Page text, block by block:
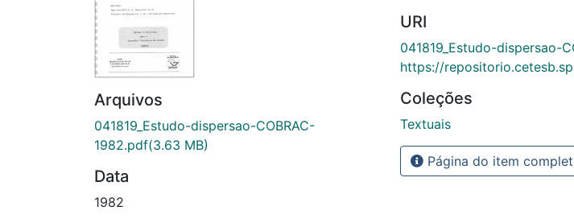
Arquivos
041819_Estudo-dispersao-COBRAC-
1982.pdf(3.63 MB)
Data
1982
URI
041819_Estudo-dispersao-
https://
Coleções
Textuais
Página do item